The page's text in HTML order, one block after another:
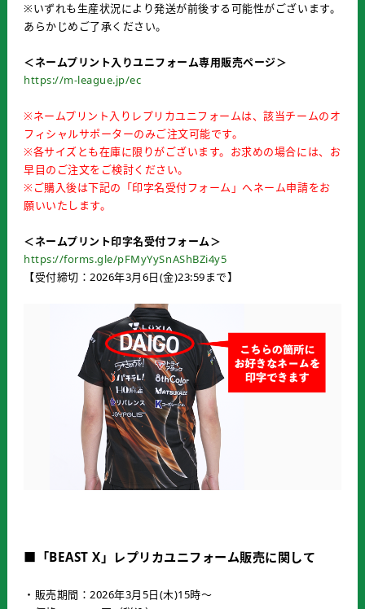
※いずれも生産状況により発送が前後する可能性がございます。
あらかじめご了承ください。
＜ネームプリント入りユニフォーム専用販売ページ＞
https://m-league.jp/ec
※ネームプリント入りレプリカユニフォームは、該当チームのオ
フィシャルサポーターのみご注文可能です。
※各サイズとも在庫に限りがございます。お求めの場合には、お
早目のご注文をご検討ください。
※ご購入後は下記の「印字名受付フォーム」へネーム申請をお
願いいたします。
＜ネームプリント印字名受付フォーム＞
https://forms.gle/pFMyYySnAShBZi4y5
【受付締切：2026年3月6日(金)23:59まで】
■「BEAST X」レプリカユニフォーム販売に関して
・販売期間：2026年3月5日(木)15時～